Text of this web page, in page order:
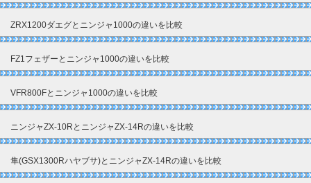
ZRX1200ダエグとニンジャ1000の違いを比較
FZ1フェザーとニンジャ1000の違いを比較
VFR800Fとニンジャ1000の違いを比較
ニンジャZX-10RとニンジャZX-14Rの違いを比較
隼(GSX1300Rハヤブサ)とニンジャZX-14Rの違いを比較